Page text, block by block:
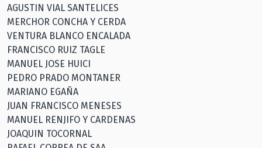
AGUSTIN VIAL SANTELICES
MERCHOR CONCHA Y CERDA
VENTURA BLANCO ENCALADA
FRANCISCO RUIZ TAGLE
MANUEL JOSE HUICI
PEDRO PRADO MONTANER
MARIANO EGAÑA
JUAN FRANCISCO MENESES
MANUEL RENJIFO Y CARDENAS
JOAQUIN TOCORNAL